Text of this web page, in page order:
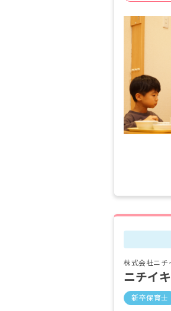
株式会社ニチ
ニチイ
新卒保育士